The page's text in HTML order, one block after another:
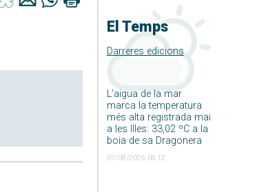
El Temps
Darreres edicions
L’aigua de la mar
marca la temperatura
més alta registrada mai
a les Illes: 33,02 ºC a la
boia de sa Dragonera
07/08/2026 08:12